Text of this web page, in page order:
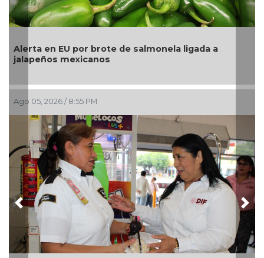
ligada a
La UNAM analiza sanción de hasta
pesos a Territorium Life
Ago 05, 2026 / 2:23 PM
Previous